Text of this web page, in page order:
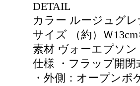
DETAIL
カラー ルージュグ
サイズ （約）Ｗ
素材 ヴォーエプソン
仕様 ・フラップ開閉
・外側：オープンポ